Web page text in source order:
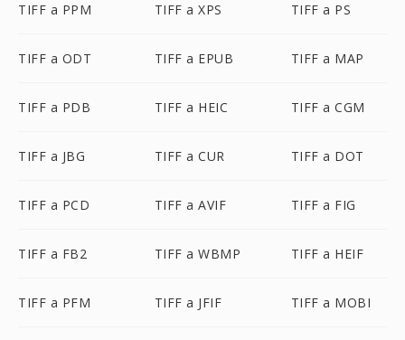
TIFF a PPM TIFF a XPS TIFF a PS
TIFF a ODT TIFF a EPUB TIFF a MAP
TIFF a PDB TIFF a HEIC TIFF a CGM
TIFF a JBG TIFF a CUR TIFF a DOT
TIFF a PCD TIFF a AVIF TIFF a FIG
TIFF a FB2 TIFF a WBMP TIFF a HEIF
TIFF a PFM TIFF a JFIF TIFF a MOBI